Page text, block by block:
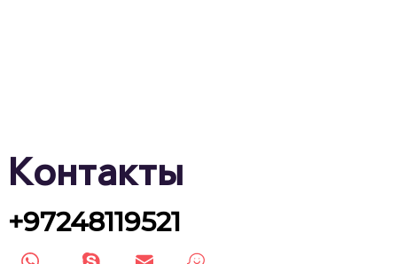
Контакты
+97248119521